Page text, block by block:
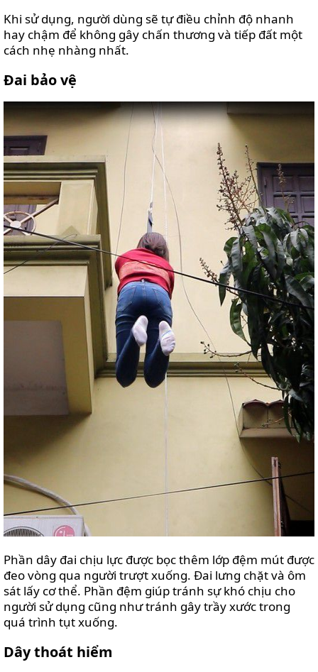
Khi sử dụng, người dùng sẽ tự điều chỉnh độ nhanh
hay chậm để không gây chấn thương và tiếp đất một
cách nhẹ nhàng nhất.
Đai bảo vệ
Phần dây đai chịu lực được bọc thêm lớp đệm mút được
đeo vòng qua người trượt xuống. Đai lưng chặt và ôm
sát lấy cơ thể. Phần đệm giúp tránh sự khó chịu cho
người sử dụng cũng như tránh gây trầy xước trong
quá trình tụt xuống.
Dây thoát hiểm